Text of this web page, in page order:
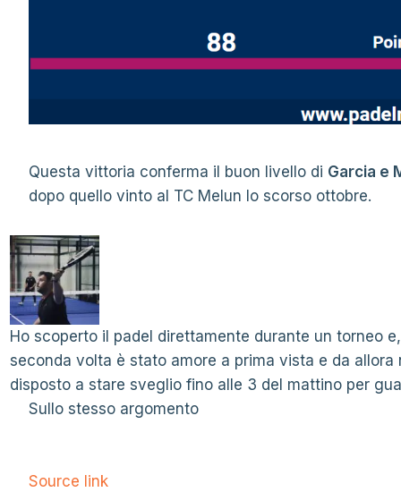
Questa vittoria conferma il buon livello di Garcia e
dopo quello vinto al TC Melun lo scorso ottobre.
Ho scoperto il padel direttamente durante un torneo
seconda volta è stato amore a prima vista e da
disposto a stare sveglio fino alle 3 del mattino per
Sullo stesso argomento
Source link